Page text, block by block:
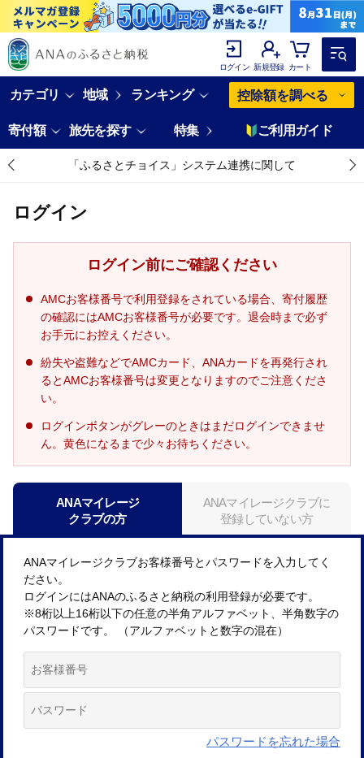
ログイン 新規登録 カート
カテゴリ 地域 ランキング 控除額を調べる
寄付額 旅先を探す 特集 ご利用ガイド
「ふるさとチョイス」システム連携に関して
ログイン
ログイン前にご確認ください
AMCお客様番号で利用登録をされている場合、寄付履歴
の確認にはAMCお客様番号が必要です。退会時まで必ず
お手元にお控えください。
紛失や盗難などでAMCカード、ANAカードを再発行され
るとAMCお客様番号は変更となりますのでご注意くださ
い。
ログインボタンがグレーのときはまだログインできませ
ん。黄色になるまで少々お待ちください。
ANAマイレージ
クラブの方
ANAマイレージクラブに
登録していない方
ANAマイレージクラブお客様番号とパスワードを入力してく
ださい。
ログインにはANAのふるさと納税の利用登録が必要です。
※8桁以上16桁以下の任意の半角アルファベット、半角数字の
パスワードです。 （アルファベットと数字の混在）
パスワードを忘れた場合